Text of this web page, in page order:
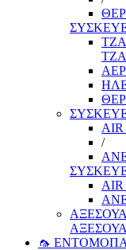
AIR
/
AIR
🦟